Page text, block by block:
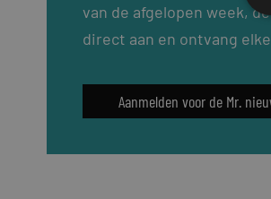
van de afgelopen week,
direct aan en ontvang
Aanmelden voor de Mr.